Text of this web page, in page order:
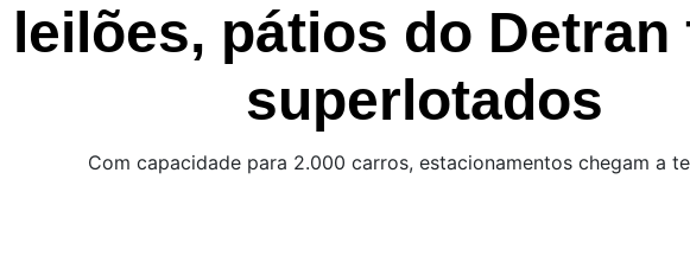
leilões, pátios do Detran
superlotados
Com capacidade para 2.000 carros, estacionamentos chegam a